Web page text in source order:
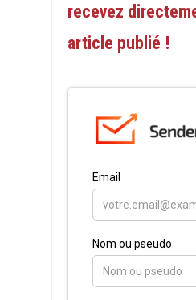
recevez
article publié !